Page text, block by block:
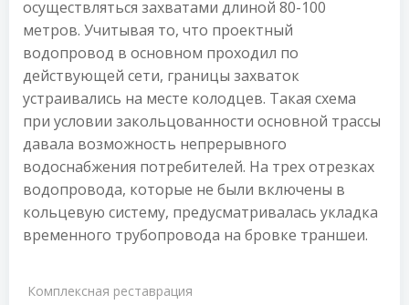
осуществляться захватами длиной 80-100
метров. Учитывая то, что проектный
водопровод в основном проходил по
действующей сети, границы захваток
устраивались на месте колодцев. Такая схема
при условии закольцованности основной трассы
давала возможность непрерывного
водоснабжения потребителей. На трех отрезках
водопровода, которые не были включены в
кольцевую систему, предусматривалась укладка
временного трубопровода на бровке траншеи.
Комплексная реставрация